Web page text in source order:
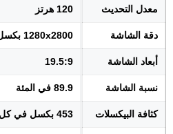
معدل التحديث 120 هرتز
دقة الشاشة 1280x2800 بكسل (+1.5K)
أبعاد الشاشة 19.5:9
نسبة الشاشة 89.9 في المئة
كثافة البيكسلات 453 بكسل في كل إنش